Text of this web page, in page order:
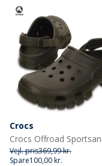
Crocs
Vejl. pris369,99 kr.
Spare100,00 kr.